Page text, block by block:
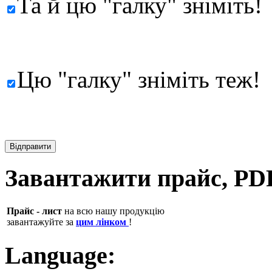
Цю "галку" зніміть теж!
Завантажити прайс,
Прайс - лист на всю нашу продукцію
завантажуйте за цим лінком !
Language: